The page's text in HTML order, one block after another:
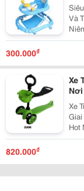
Siêu
Và Tphcm Website:
Có
300.000₫
Xe
Nơi
Xe
Giai
Hot
820.000₫